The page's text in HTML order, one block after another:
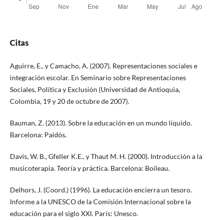
Citas
Aguirre, E., y Camacho, A. (2007). Representaciones sociales e
integración escolar. En Seminario sobre Representaciones
Sociales, Política y Exclusión (Universidad de Antioquia,
Colombia, 19 y 20 de octubre de 2007).
Bauman, Z. (2013). Sobre la educación en un mundo líquido.
Barcelona: Paidós.
Davis, W. B., Gfeller K.E., y Thaut M. H. (2000). Introducción a la
musicoterapia. Teoría y práctica. Barcelona: Boileau.
Delhors, J. (Coord.) (1996). La educación encierra un tesoro.
Informe a la UNESCO de la Comisión Internacional sobre la
educación para el siglo XXI. París: Unesco.